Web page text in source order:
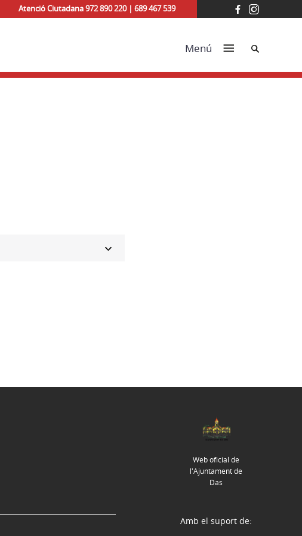
Atenció Ciutadana 972 890 220 | 689 467 539
Menú Cerca
Web oficial de
l'Ajuntament de
Das
Amb el suport de: